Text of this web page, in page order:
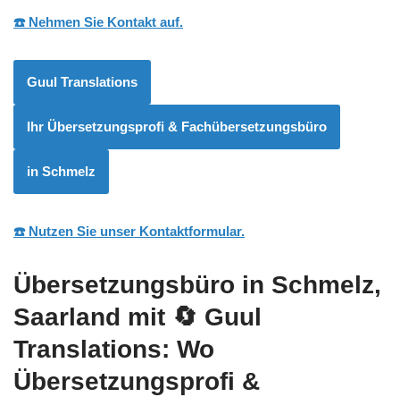
☎️ Nehmen Sie Kontakt auf.
Guul Translations
Ihr Übersetzungsprofi & Fachübersetzungsbüro
in Schmelz
☎️ Nutzen Sie unser Kontaktformular.
Übersetzungsbüro in Schmelz,
Saarland mit 🔄 Guul
Translations: Wo
Übersetzungsprofi &